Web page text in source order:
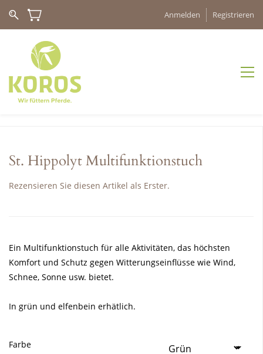
Anmelden Registrieren
St. Hippolyt Multifunktionstuch
Rezensieren Sie diesen Artikel als Erster.
Ein Multifunktionstuch für alle Aktivitäten, das höchsten
Komfort und Schutz gegen Witterungseinflüsse wie Wind,
Schnee, Sonne usw. bietet.
In grün und elfenbein erhätlich.
Farbe